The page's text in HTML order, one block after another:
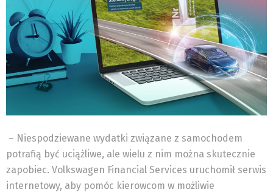
– Niespodziewane wydatki związane z samochodem
potrafią być uciążliwe, ale wielu z nim można skutecznie
zapobiec. Volkswagen Financial Services uruchomił serwis
internetowy, aby pomóc kierowcom w możliwie